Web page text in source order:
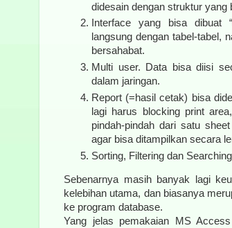
didesain dengan struktur yang
Interface yang bisa dibuat
langsung dengan tabel-tabel,
bersahabat.
Multi user. Data bisa diisi
dalam jaringan.
Report (=hasil cetak) bisa
lagi harus blocking print
pindah-pindah dari satu
agar bisa ditampilkan secara
Sorting, Filtering dan
Sebenarnya masih banyak lagi
kelebihan utama, dan biasanya
ke program database.
Yang jelas pemakaian MS